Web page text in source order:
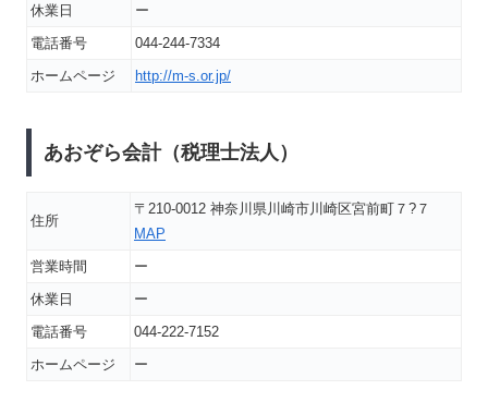
休業日
ー
電話番号
044-244-7334
ホームページ
http://m-s.or.jp/
あおぞら会計（税理士法人）
住所
〒210-0012 神奈川県川崎市川崎区宮前町７?７
MAP
営業時間
ー
休業日
ー
電話番号
044-222-7152
ホームページ
ー